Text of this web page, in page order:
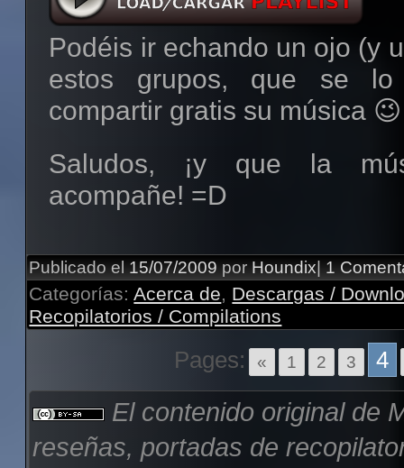
Podéis ir echando un ojo (y
estos grupos, que se lo
compartir gratis su música 😉
Saludos, ¡y que la
acompañe! =D
Publicado el 15/07/2009 por Houndix| 1
Categorías: Acerca de
Descargas /
Recopilatorios / Compilations
Pages: « 1 2 3 4
El contenido original de
reseñas, portadas de